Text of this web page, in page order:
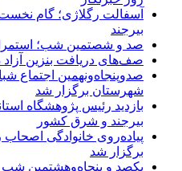
آسفالت رگلاژی؛ گام
بیرجند
صد و شصتمین شب؛
صف‌های دریافت بنزین آزاد
شهرستان برگزار شد
بازدید رئیس پژوهشگاه
بیرجند و شرق کشور
پیاده‌روی خانوادگی اصحاب
برگزار شد
یکصد و پنجاه‌وهشتمین